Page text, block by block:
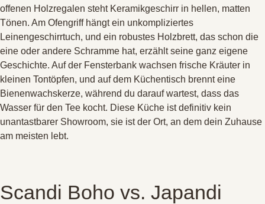
offenen Holzregalen steht Keramikgeschirr in hellen, matten
Tönen. Am Ofengriff hängt ein unkompliziertes
Leinengeschirrtuch, und ein robustes Holzbrett, das schon die
eine oder andere Schramme hat, erzählt seine ganz eigene
Geschichte. Auf der Fensterbank wachsen frische Kräuter in
kleinen Tontöpfen, und auf dem Küchentisch brennt eine
Bienenwachskerze, während du darauf wartest, dass das
Wasser für den Tee kocht. Diese Küche ist definitiv kein
unantastbarer Showroom, sie ist der Ort, an dem dein Zuhause
am meisten lebt.
Scandi Boho vs. Japandi